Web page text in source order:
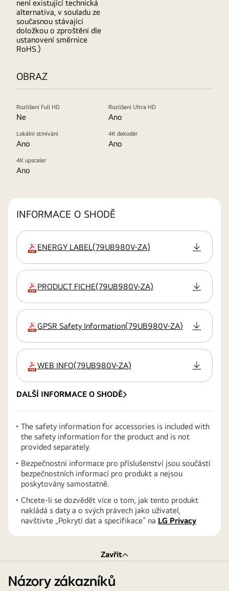
není existující technická
alternativa, v souladu ze
současnou stávající
doložkou o zproštění dle
ustanovení směrnice
RoHS.)
OBRAZ
Rozlišení Full HD
Ne
Rozlišení Ultra HD
Ano
Lokální stmívání
Ano
4K dekodér
Ano
4K upscaler
Ano
INFORMACE O SHODĚ
přípona:pdf
ENERGY LABEL (79UB980V-ZA)
přípona:pdf
PRODUCT FICHE(79UB980V-ZA)
přípona:pdf
GPSR Safety Information(79UB980V-ZA)
přípona:pdf
WEB INFO(79UB980V-ZA)
DALŠÍ INFORMACE O SHODĚ
The safety information for accessories is included with
the safety information for the product and is not
provided separately.
Bezpečnostní informace pro příslušenství jsou součástí
bezpečnostních informací pro produkt a nejsou
poskytovány samostatně.
Chcete-li se dozvědět více o tom, jak tento produkt
nakládá s daty a o svých právech jako uživatel,
navštivte „Pokrytí dat a specifikace“ na LG Privacy
Zavřít
Názory zákazníků